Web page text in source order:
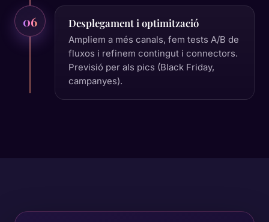
06 Desplegament i optimització
Ampliem a més canals, fem tests A/B de
fluxos i refinem contingut i connectors.
Previsió per als pics (Black Friday,
campanyes).